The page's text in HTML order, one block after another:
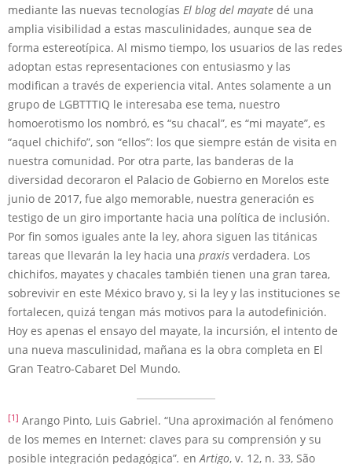
mediante las nuevas tecnologías El blog del mayate dé una
amplia visibilidad a estas masculinidades, aunque sea de
forma estereotípica. Al mismo tiempo, los usuarios de las redes
adoptan estas representaciones con entusiasmo y las
modifican a través de experiencia vital. Antes solamente a un
grupo de LGBTTTIQ le interesaba ese tema, nuestro
homoerotismo los nombró, es “su chacal”, es “mi mayate”, es
“aquel chichifo”, son “ellos”: los que siempre están de visita en
nuestra comunidad. Por otra parte, las banderas de la
diversidad decoraron el Palacio de Gobierno en Morelos este
junio de 2017, fue algo memorable, nuestra generación es
testigo de un giro importante hacia una política de inclusión.
Por fin somos iguales ante la ley, ahora siguen las titánicas
tareas que llevarán la ley hacia una praxis verdadera. Los
chichifos, mayates y chacales también tienen una gran tarea,
sobrevivir en este México bravo y, si la ley y las instituciones se
fortalecen, quizá tengan más motivos para la autodefinición.
Hoy es apenas el ensayo del mayate, la incursión, el intento de
una nueva masculinidad, mañana es la obra completa en El
Gran Teatro-Cabaret Del Mundo.
[1] Arango Pinto, Luis Gabriel. “Una aproximación al fenómeno
de los memes en Internet: claves para su comprensión y su
posible integración pedagógica”. en Artigo, v. 12, n. 33, São